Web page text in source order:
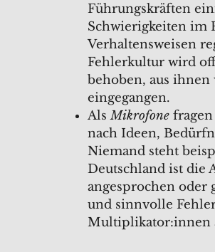
Führungskräften
Schwierigkeiten im
Verhaltensweisen
Fehlerkultur wird
behoben, aus
eingegangen.
AlsMikrofone
nach Ideen,
Niemand steht
Deutschland ist die
angesprochen oder
und sinnvolle
Multiplikator:innen